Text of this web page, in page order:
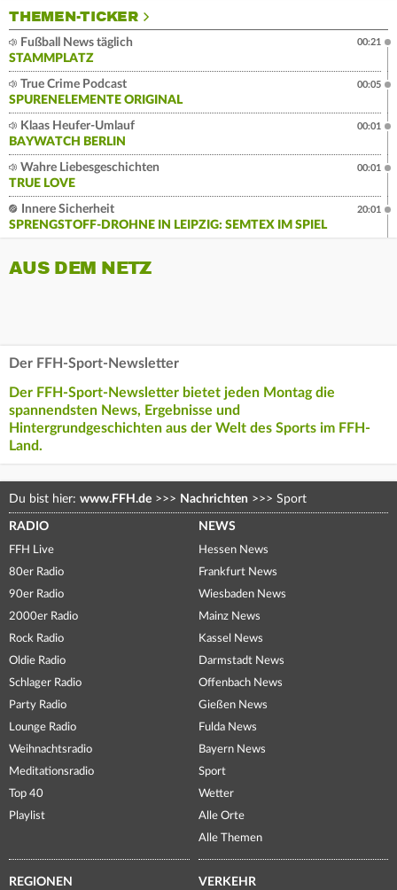
THEMEN-TICKER
Fußball News täglich
STAMMPLATZ
00:21
True Crime Podcast
SPURENELEMENTE ORIGINAL
00:05
Klaas Heufer-Umlauf
BAYWATCH BERLIN
00:01
Wahre Liebesgeschichten
TRUE LOVE
00:01
Innere Sicherheit
SPRENGSTOFF-DROHNE IN LEIPZIG: SEMTEX IM SPIEL
20:01
AUS DEM NETZ
Der FFH-Sport-Newsletter
Der FFH-Sport-Newsletter bietet jeden Montag die
spannendsten News, Ergebnisse und
Hintergrundgeschichten aus der Welt des Sports im FFH-
Land.
Du bist hier: www.FFH.de >>> Nachrichten >>> Sport
RADIO
FFH Live
80er Radio
90er Radio
2000er Radio
Rock Radio
Oldie Radio
Schlager Radio
Party Radio
Lounge Radio
Weihnachtsradio
Meditationsradio
Top 40
Playlist
NEWS
Hessen News
Frankfurt News
Wiesbaden News
Mainz News
Kassel News
Darmstadt News
Offenbach News
Gießen News
Fulda News
Bayern News
Sport
Wetter
Alle Orte
Alle Themen
REGIONEN VERKEHR